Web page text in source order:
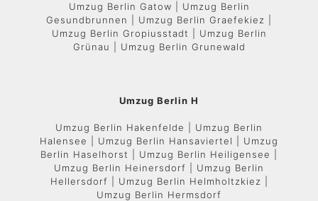
Umzug Berlin Gatow | Umzug Berlin
Gesundbrunnen | Umzug Berlin Graefekiez |
Umzug Berlin Gropiusstadt | Umzug Berlin
Grünau | Umzug Berlin Grunewald
Umzug Berlin H
Umzug Berlin Hakenfelde | Umzug Berlin
Halensee | Umzug Berlin Hansaviertel | Umzug
Berlin Haselhorst | Umzug Berlin Heiligensee |
Umzug Berlin Heinersdorf | Umzug Berlin
Hellersdorf | Umzug Berlin Helmholtzkiez |
Umzug Berlin Hermsdorf